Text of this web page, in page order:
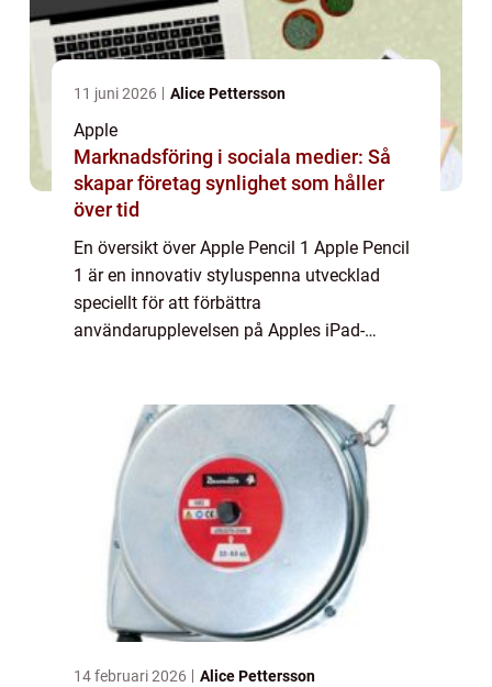
11 juni 2026 Alice Pettersson
Apple
Marknadsföring i sociala medier: Så
skapar företag synlighet som håller
över tid
En översikt över Apple Pencil 1 Apple Pencil
1 är en innovativ styluspenna utvecklad
speciellt för att förbättra
användarupplevelsen på Apples iPad-
för användare a...
14 februari 2026 Alice Pettersson